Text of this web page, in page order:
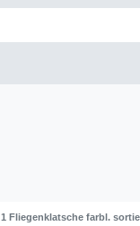
1 Fliegenklatsche farbl.